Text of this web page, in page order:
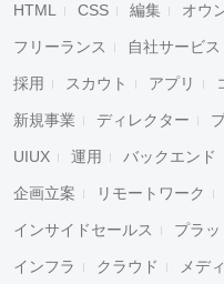
HTML CSS 編集 オウ
フリーランス 自社サービス
採用 スカウト アプリ
新規事業 ディレクター
UIUX 運用 バックエンド
企画立案 リモートワーク
インサイドセールス プラ
インフラ クラウド メデ